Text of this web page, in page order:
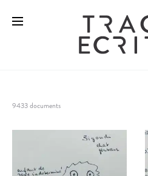
9433 documents